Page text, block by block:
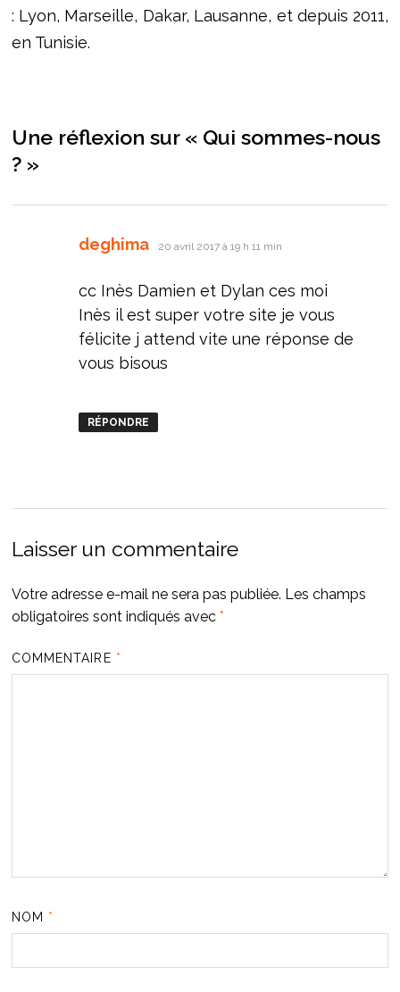
: Lyon, Marseille, Dakar, Lausanne, et depuis 2011,
en Tunisie.
Une réflexion sur « Qui sommes-nous
?»
deghima dit :
20 avril 2017 à 19 h 11 min
cc Inès Damien et Dylan ces moi
Inès il est super votre site je vous
félicite j attend vite une réponse de
vous bisous
RÉPONDRE
Laisser un commentaire
Votre adresse e-mail ne sera pas publiée. Les champs
obligatoires sont indiqués avec *
COMMENTAIRE *
NOM *